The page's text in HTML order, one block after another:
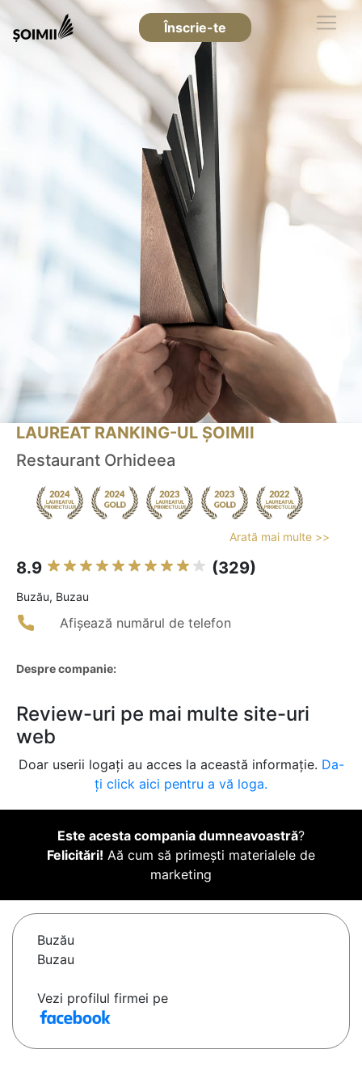
Înscrie-te
LAUREAT RANKING-UL ȘOIMII
Restaurant Orhideea
Arată mai multe >>
8.9 (329)
Buzău, Buzau
Afișează numărul de telefon
Despre companie:
Review-uri pe mai multe site-uri
web
Doar userii logați au acces la această informație. Da-
ți click aici pentru a vă loga.
Este acesta compania dumneavoastră?
Felicitări! Aă cum să primești materialele de
marketing
Buzău
Buzau
Vezi profilul firmei pe